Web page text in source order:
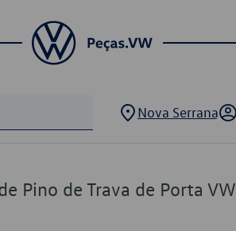
Nova Serrana
Pino de Trava de Porta VW